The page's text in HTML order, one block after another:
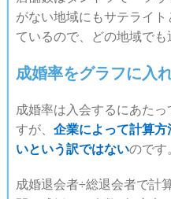
がない地域にもサテライ
ているので、どの地域でも
成婚率をグラフに入
成婚率は入会するにあた
すが、 企業によって計算
いという訳ではないのです
成婚退会者÷総退会者で計